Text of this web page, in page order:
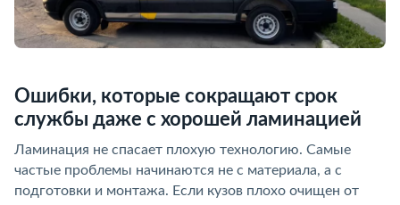
Ошибки, которые сокращают срок
службы даже с хорошей ламинацией
Ламинация не спасает плохую технологию. Самые
частые проблемы начинаются не с материала, а с
подготовки и монтажа. Если кузов плохо очищен от